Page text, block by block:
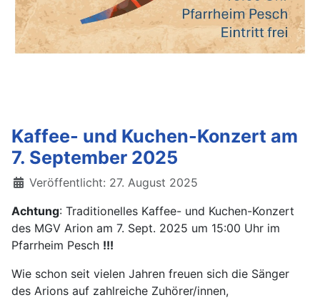
Kaffee- und Kuchen-Konzert am
7. September 2025
Details
Veröffentlicht: 27. August 2025
Achtung: Traditionelles Kaffee- und Kuchen-Konzert
des MGV Arion am 7. Sept. 2025 um 15:00 Uhr im
Pfarrheim Pesch !!!
Wie schon seit vielen Jahren freuen sich die Sänger
des Arions auf zahlreiche Zuhörer/innen,